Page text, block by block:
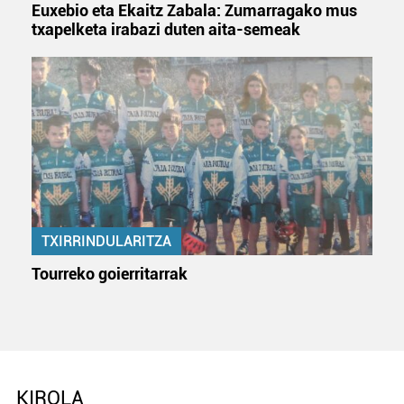
Euxebio eta Ekaitz Zabala: Zumarragako mus
txapelketa irabazi duten aita-semeak
TXIRRINDULARITZA
Tourreko goierritarrak
KIROLA